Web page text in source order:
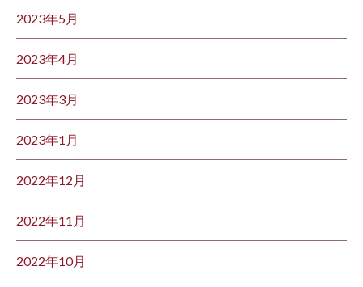
2023年5月
2023年4月
2023年3月
2023年1月
2022年12月
2022年11月
2022年10月